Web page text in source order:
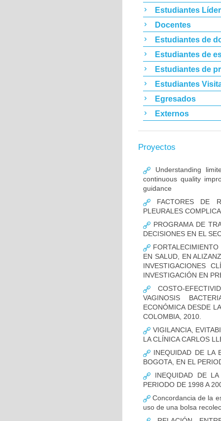
Estudiantes
Docentes
Estudiantes de
Estudiantes de
Estudiantes de
Estudiantes
Egresados
Externos
Proyectos
Understanding
continuous quality
guidance
FACTORES DE
PLEURALES
PROGRAMA DE
DECISIONES EN EL
EN SALUD, EN
INVESTIGACIONES
INVESTIGACIÓN EN
COSTO-
VAGINOSIS
ECONÓMICA DESDE
COLOMBIA, 2010.
VIGILANCIA,
LA CLÍNICA CARLOS
INEQUIDAD DE LA
BOGOTA, EN EL
INEQUIDAD DE
PERIODO DE 1998 A
Concordancia de la
uso de una bolsa